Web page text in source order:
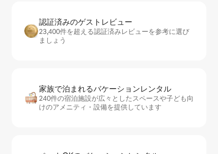
認証済みのゲ⁠ス⁠ト⁠レ⁠ビ⁠ュ⁠ー
23,400件を超える認証済みレビューを参考に選び
ましょう
家族で泊まれるバ⁠ケ⁠ー⁠シ⁠ョ⁠ンレ⁠ン⁠タ⁠ル
240件の宿泊施設が広々としたスペースや子ども向
けのアメニティ・設備を提供しています